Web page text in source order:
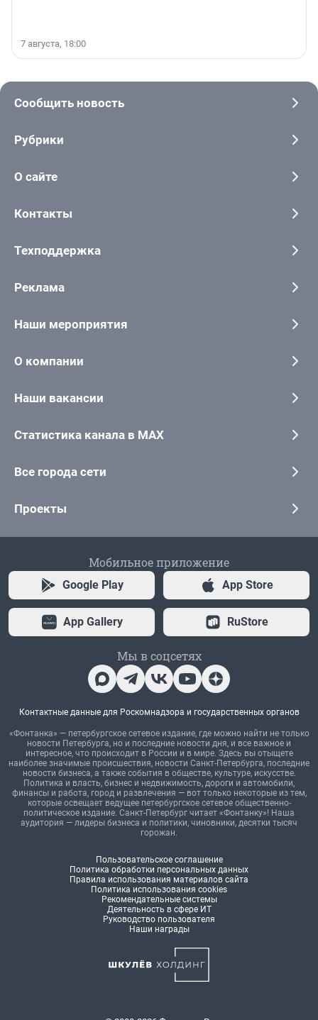
7 августа, 18:00
Сообщить новость
Рубрики
О сайте
Контакты
Техподдержка
Реклама
Наши мероприятия
О компании
Наши вакансии
Статистика канала в MAX
Все города сети
Проекты
Мобильное приложение
Google Play App Store
App Gallery RuStore
Мы в соцсетях
Контактные данные для Роскомнадзора и государственных органов
«Фонтанка» — петербургское сетевое издание, где можно найти не только
новости Петербурга, но и последние новости дня, и все важное и
интересное, что происходит в России и в мире. Здесь вы отыщете
наиболее значимые происшествия, новости Санкт-Петербурга, последние
новости бизнеса, а также события в обществе, культуре, искусстве.
Политика и власть, бизнес и недвижимость, дороги и автомобили,
финансы и работа, город и развлечения — вот только некоторые из тем,
которые освещает ведущее петербургское сетевое общественно-
политическое издание. Санкт-Петербург читает «Фонтанку»! Наша
аудитория — лидеры бизнеса и политики, чиновники, десятки тысяч
горожан.
Пользовательское соглашение
Политика обработки персональных данных
Правила использования материалов сайта
Политика использования cookies
Рекомендательные системы
Деятельность в сфере ИТ
Руководство пользователя
Наши награды